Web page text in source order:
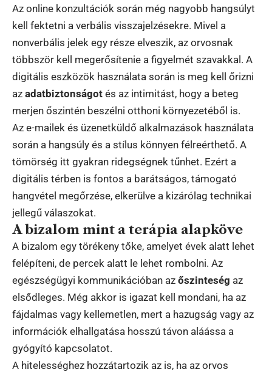
Az online konzultációk során még nagyobb hangsúlyt
kell fektetni a verbális visszajelzésekre. Mivel a
nonverbális jelek egy része elveszik, az orvosnak
többször kell megerősítenie a figyelmét szavakkal. A
digitális eszközök használata során is meg kell őrizni
az adatbiztonságot és az intimitást, hogy a beteg
merjen őszintén beszélni otthoni környezetéből is.
Az e-mailek és üzenetküldő alkalmazások használata
során a hangsúly és a stílus könnyen félreérthető. A
tömörség itt gyakran ridegségnek tűnhet. Ezért a
digitális térben is fontos a barátságos, támogató
hangvétel megőrzése, elkerülve a kizárólag technikai
jellegű válaszokat.
A bizalom mint a terápia alapköve
A bizalom egy törékeny tőke, amelyet évek alatt lehet
felépíteni, de percek alatt le lehet rombolni. Az
egészségügyi kommunikációban az őszinteség az
elsődleges. Még akkor is igazat kell mondani, ha az
fájdalmas vagy kellemetlen, mert a hazugság vagy az
információk elhallgatása hosszú távon aláássa a
gyógyító kapcsolatot.
A hitelességhez hozzátartozik az is, ha az orvos